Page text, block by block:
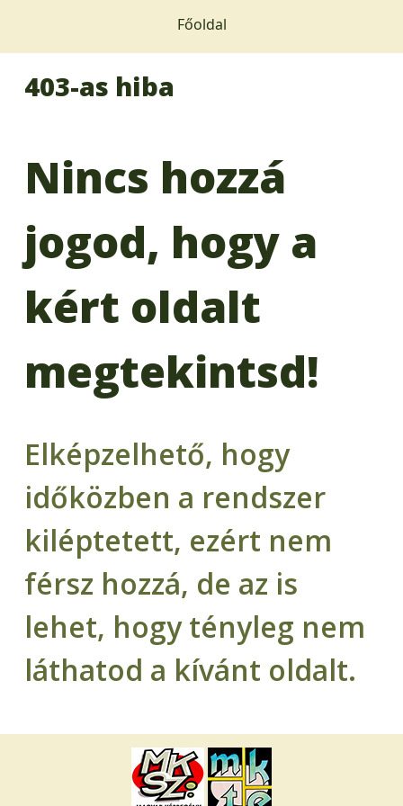
Főoldal
403-as hiba
Nincs hozzá
jogod, hogy a
kért oldalt
megtekintsd!
Elképzelhető, hogy
időközben a rendszer
kiléptetett, ezért nem
férsz hozzá, de az is
lehet, hogy tényleg nem
láthatod a kívánt oldalt.